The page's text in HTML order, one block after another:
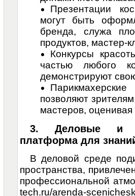
Презентации
могут быть
бренда, служа
продуктов, мастер-
Конкурсы
частью любого
демонстрируют
позволяют
мастеров, оценивая
3. Деловые и
платформа для
В деловой среде
пространства,
профессиональной
tech.ru/arenda-